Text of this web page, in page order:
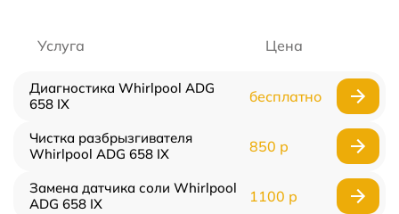
Услуга Цена
Диагностика Whirlpool ADG
658 IX
бесплатно
Чистка разбрызгивателя
Whirlpool ADG 658 IX
850 р
Замена датчика соли Whirlpool
ADG 658 IX
1100 р